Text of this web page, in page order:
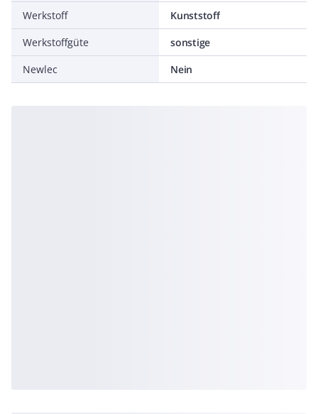
Werkstoff
Kunststoff
Werkstoffgüte
sonstige
Newlec
Nein